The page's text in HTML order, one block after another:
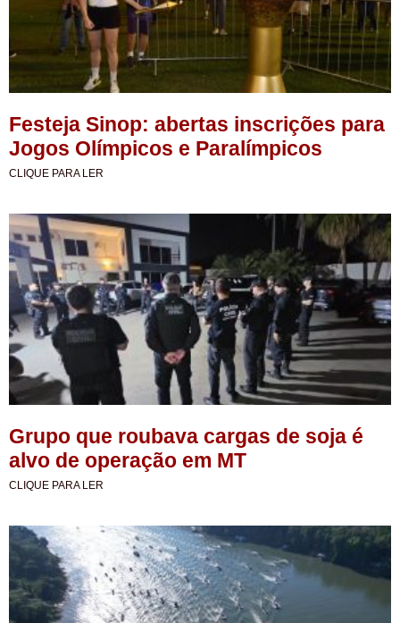
Festeja Sinop: abertas inscrições para
Jogos Olímpicos e Paralímpicos
CLIQUE PARA LER
Grupo que roubava cargas de soja é
alvo de operação em MT
CLIQUE PARA LER